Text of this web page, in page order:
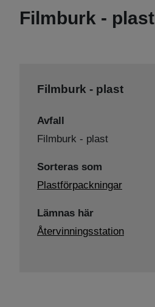
Filmburk - plast
Filmburk - plast
Avfall
Filmburk - plast
Sorteras som
Plastförpackningar
Lämnas här
Återvinningsstation